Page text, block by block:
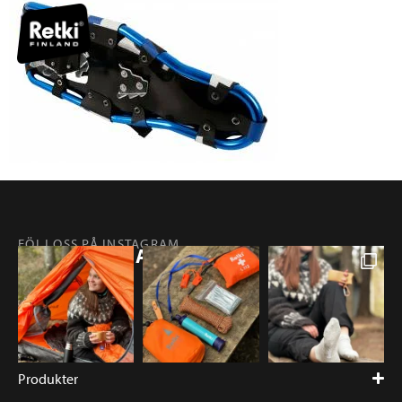
FÖLJ OSS PÅ INSTAGRAM
@RETKIFINLAND
Produkter